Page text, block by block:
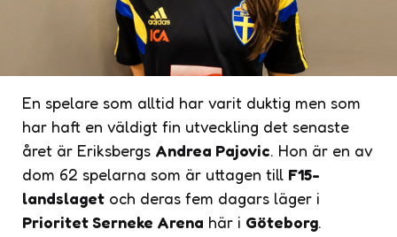
En spelare som alltid har varit duktig men som
har haft en väldigt fin utveckling det senaste
året är Eriksbergs Andrea Pajovic. Hon är en av
dom 62 spelarna som är uttagen till F15-
landslaget och deras fem dagars läger i
Prioritet Serneke Arena här i Göteborg.